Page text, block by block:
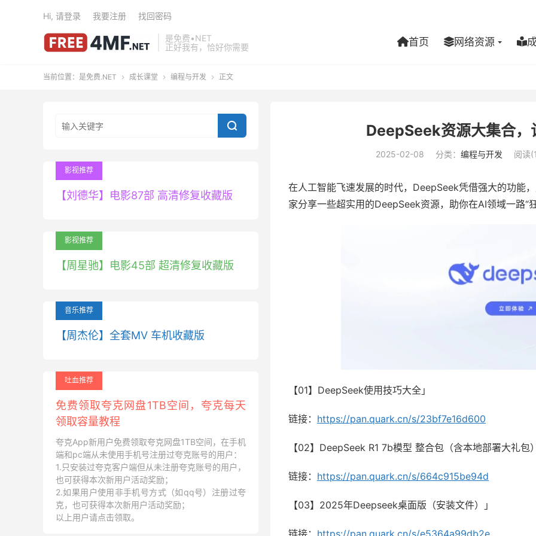
是免费•NET
正好我有，恰好你需要
首页 网络资源
Hi, 请登录 我要注册 找回密码
当前位置： 是免费.NET  成长课堂  编程与开发  正文
DeepSeek资源大集合，
2025-02-08 分类： 编程与开发 阅读
在人工智能飞速发展的时代，DeepSeek凭借强大的功能
家分享一些超实用的DeepSeek资源，助你在AI领域一路“
【01】DeepSeek使用技巧大全」
链接： https://pan.quark.cn/s/23bf7e16d600
【02】DeepSeek R1 7b模型 整合包（含本地部署大礼包
链接： https://pan.quark.cn/s/664c915be94d
【03】2025年Deepseek桌面版（安装文件）」
链接： https://pan.quark.cn/s/e5364a99db2e

影视推荐
【刘德华】电影87部 高清修复收藏版
影视推荐
【周星驰】电影45部 超清修复收藏版
音乐推荐
【周杰伦】全套MV 车机收藏版
吐血推荐
免费领取夸克网盘1TB空间，夸克每天
领取容量教程
夸克App新用户免费领取夸克网盘1TB空间，在手机
端和pc端从未使用手机号注册过夸克账号的用户：
1.只安装过夸克客户端但从未注册夸克账号的用户，
也可获得本次新用户活动奖励；
2.如果用户使用非手机号方式（如qq号）注册过夸
克，也可获得本次新用户活动奖励；
以上用户请点击领取。